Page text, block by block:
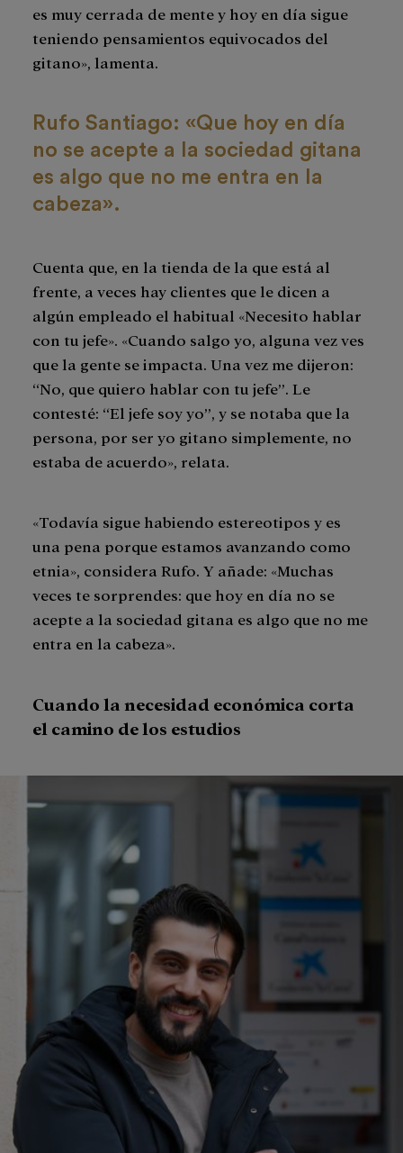
es muy cerrada de mente y hoy en día sigue
teniendo pensamientos equivocados del
gitano», lamenta.
Rufo Santiago: «Que hoy en día
no se acepte a la sociedad gitana
es algo que no me entra en la
cabeza».
Cuenta que, en la tienda de la que está al
frente, a veces hay clientes que le dicen a
algún empleado el habitual «Necesito hablar
con tu jefe». «Cuando salgo yo, alguna vez ves
que la gente se impacta. Una vez me dijeron:
“No, que quiero hablar con tu jefe”. Le
contesté: “El jefe soy yo”, y se notaba que la
persona, por ser yo gitano simplemente, no
estaba de acuerdo», relata.
«Todavía sigue habiendo estereotipos y es
una pena porque estamos avanzando como
etnia», considera Rufo. Y añade: «Muchas
veces te sorprendes: que hoy en día no se
acepte a la sociedad gitana es algo que no me
entra en la cabeza».
Cuando la necesidad económica corta
el camino de los estudios